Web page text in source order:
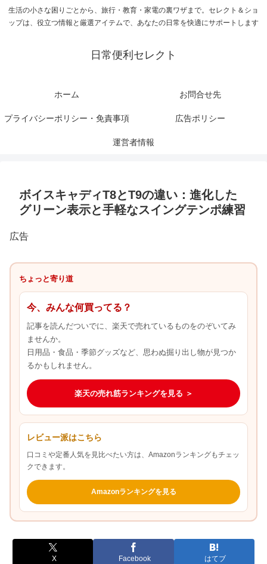
生活の小さな困りごとから、旅行・教育・家電の裏ワザまで。セレクト＆ショ
ップは、役立つ情報と厳選アイテムで、あなたの日常を快適にサポートします
日常便利セレクト
ホーム お問合せ先
プライバシーポリシー・免責事項 広告ポリシー
運営者情報
ボイスキャディT8とT9の違い：進化した
グリーン表示と手軽なスイングテンポ練習
広告
ちょっと寄り道
今、みんな何買ってる？
記事を読んだついでに、楽天で売れているものをのぞいてみ
ませんか。
日用品・食品・季節グッズなど、思わぬ掘り出し物が見つか
るかもしれません。
楽天の売れ筋ランキングを見る ＞
レビュー派はこちら
口コミや定番人気を見比べたい方は、Amazonランキングもチェッ
クできます。
Amazonランキングを見る
X Facebook はてブ